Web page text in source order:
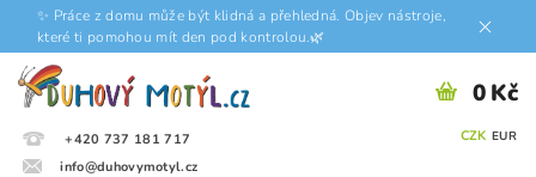
✨ Práce z domu může být klidná a přehledná. Objev nástroje,
které ti pomohou mít den pod kontrolou.🌿
+420 737 181 717
info@duhovymotyl.cz
CZK EUR
0 Kč